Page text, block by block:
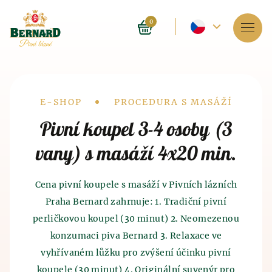
Aktuální
Český
0
O lázních
Rezervace
Ceník
E-shop
BLOG
FAQ
Drobečková
navigace
E-SHOP PROCEDURA S MASÁŽÍ
Pivní koupel 3-4 osoby (3
vany) s masáží 4x20 min.
Cena pivní koupele s masáží v Pivních lázních
Praha Bernard zahrnuje: 1. Tradiční pivní
perličkovou koupel (30 minut) 2. Neomezenou
konzumaci piva Bernard 3. Relaxace ve
vyhřívaném lůžku pro zvýšení účinku pivní
koupele (30 minut) 4. Originální suvenýr pro
Historie pivních lázní
Lázně jako takové byly provozovány před 4 tisíci
lety v Indii. Blahodárné účinky, které má lázeňství
na lidský organismus znali i staří Číňané a
Historie výroby pivaa sladu
Historie výroby piva sahá do 7. tisíciletí před naším
letopočtem, kdy pivo, tak trochu omylem, objevili
staří Sumerové. Právě metoda výroby piva započala